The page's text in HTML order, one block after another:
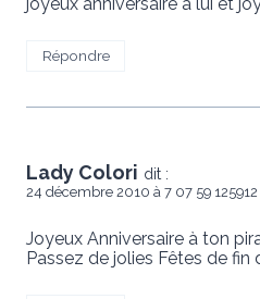
Répondre
Lady Colori dit :
24 décembre 2010 à 7 07 59 125912
Joyeux Anniversaire à ton
Passez de jolies Fêtes de fin